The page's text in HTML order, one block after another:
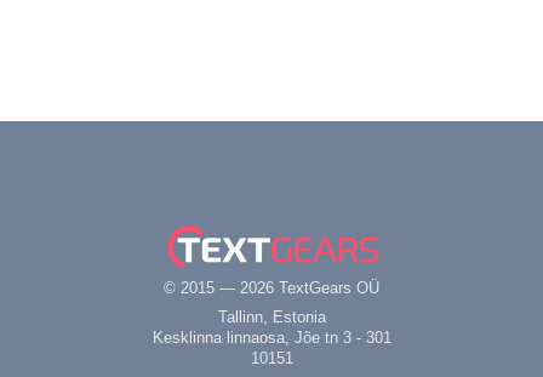
© 2015 — 2026 TextGears OÜ
Tallinn, Estonia
Kesklinna linnaosa, Jõe tn 3 - 301
10151